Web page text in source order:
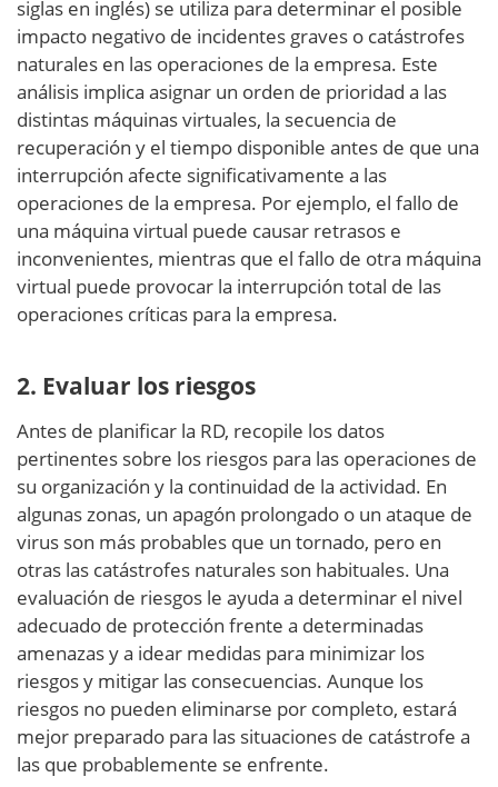
siglas en inglés) se utiliza para determinar el posible
impacto negativo de incidentes graves o catástrofes
naturales en las operaciones de la empresa. Este
análisis implica asignar un orden de prioridad a las
distintas máquinas virtuales, la secuencia de
recuperación y el tiempo disponible antes de que una
interrupción afecte significativamente a las
operaciones de la empresa. Por ejemplo, el fallo de
una máquina virtual puede causar retrasos e
inconvenientes, mientras que el fallo de otra máquina
virtual puede provocar la interrupción total de las
operaciones críticas para la empresa.
2. Evaluar los riesgos
Antes de planificar la RD, recopile los datos
pertinentes sobre los riesgos para las operaciones de
su organización y la continuidad de la actividad. En
algunas zonas, un apagón prolongado o un ataque de
virus son más probables que un tornado, pero en
otras las catástrofes naturales son habituales. Una
evaluación de riesgos le ayuda a determinar el nivel
adecuado de protección frente a determinadas
amenazas y a idear medidas para minimizar los
riesgos y mitigar las consecuencias. Aunque los
riesgos no pueden eliminarse por completo, estará
mejor preparado para las situaciones de catástrofe a
las que probablemente se enfrente.